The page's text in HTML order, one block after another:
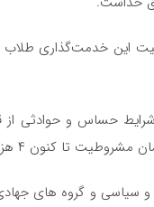
این خدمت‌گذاری طلاب
حساس و حوادثی از
طلبه به درجه رفیع شهادت نائل شدند.